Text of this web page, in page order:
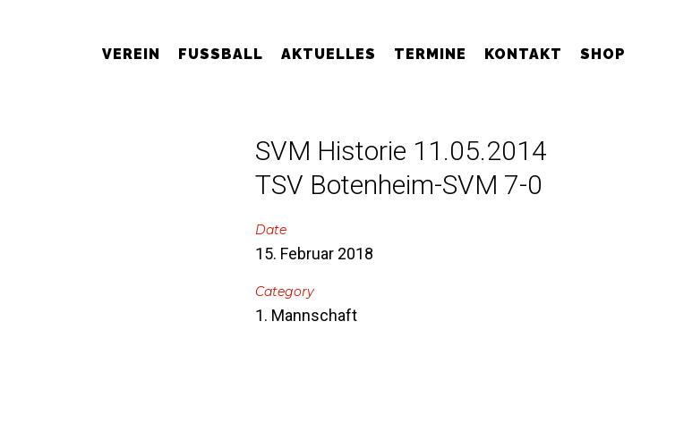
VEREIN FUSSBALL AKTUELLES TERMINE KONTAKT SHOP
SVM Historie 11.05.2014
TSV Botenheim-SVM 7-0
Date
15. Februar 2018
Category
1. Mannschaft